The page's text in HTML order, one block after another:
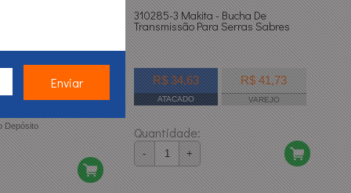
Elétrica Para
Pressão
310285-3 Makita - Bucha De
Transmissão Para Serras Sabres
R$ 34,63
ATACADO
R$ 41,73
VAREJO
Quantidade:
- +